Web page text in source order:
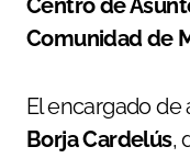
Centro de
Comunidad de
El encargado
Borja Cardelús,